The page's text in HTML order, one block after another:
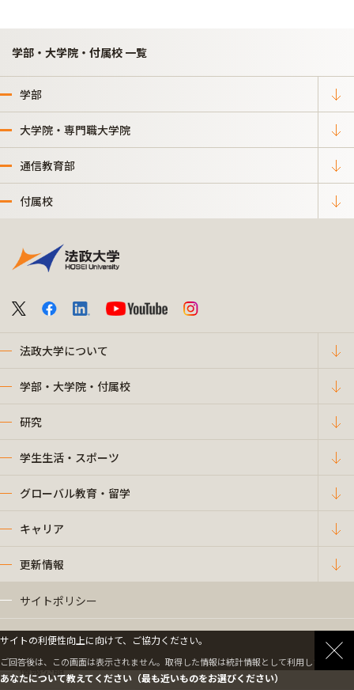
学部・大学院・付属校 一覧
学部
大学院・専門職大学院
通信教育部
付属校
法政大学について
学部・大学院・付属校
研究
学生生活・スポーツ
グローバル教育・留学
キャリア
更新情報
サイトポリシー
プライバシーポリシー
情報公開
サイトの利便性向上に向けて、ご協力ください。
ご回答後は、この画面は表示されません。取得した情報は統計情報として利用します。
あなたについて教えてください（最も近いものをお選びください）